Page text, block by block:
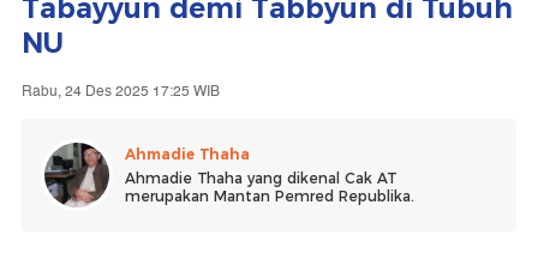
Tabayyun demi Tabbyun di Tubuh
NU
Rabu, 24 Des 2025 17:25 WIB
Ahmadie Thaha
Ahmadie Thaha yang dikenal Cak AT
merupakan Mantan Pemred Republika.